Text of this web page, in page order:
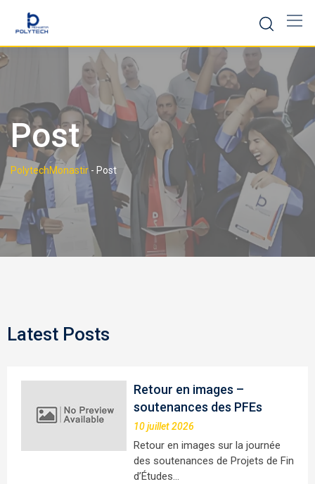
Post
PolytechMonastir- Post
Latest Posts
Retour en images –
soutenances des PFEs
10 juillet 2026
Retour en images sur la journée
des soutenances de Projets de Fin
d’Études…